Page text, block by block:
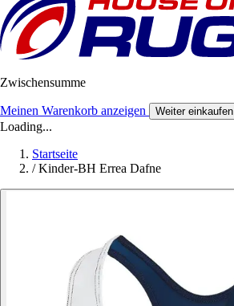
Zwischensumme
Meinen Warenkorb anzeigen Weiter einkaufen
Loading...
Startseite
/ Kinder-BH Errea Dafne